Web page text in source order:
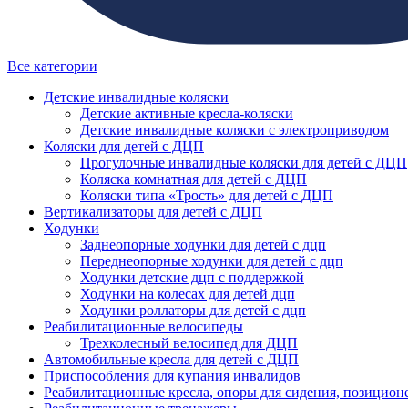
Все категории
Детские инвалидные коляски
Детские активные кресла-коляски
Детские инвалидные коляски с электроприводом
Коляски для детей с ДЦП
Прогулочные инвалидные коляски для детей с ДЦП
Коляска комнатная для детей с ДЦП
Коляски типа «Трость» для детей с ДЦП
Вертикализаторы для детей с ДЦП
Ходунки
Заднеопорные ходунки для детей с дцп
Переднеопорные ходунки для детей с дцп
Ходунки детские дцп с поддержкой
Ходунки на колесах для детей дцп
Ходунки роллаторы для детей с дцп
Реабилитационные велосипеды
Трехколесный велосипед для ДЦП
Автомобильные кресла для детей с ДЦП
Приспособления для купания инвалидов
Реабилитационные кресла, опоры для сидения,